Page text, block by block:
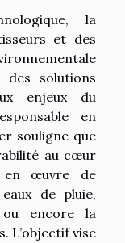
la
et des
solutions
enjeux du
en
souligne que
au cœur
en œuvre de
de pluie,
ou encore la
L’objectif vise